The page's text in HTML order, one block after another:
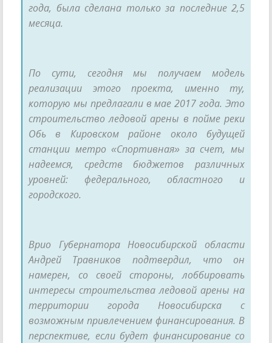
года, была сделана только за последние 2,5
месяца.
По сути, сегодня мы получаем модель
реализации этого проекта, именно ту,
которую мы предлагали в мае 2017 года. Это
строительство ледовой арены в пойме реки
Обь в Кировском районе около будущей
станции метро «Спортивная» за счет, мы
надеемся, средств бюджетов различных
уровней: федерального, областного и
городского.
Врио Губернатора Новосибирской области
Андрей Травников подтвердил, что он
намерен, со своей стороны, лоббировать
интересы строительства ледовой арены на
территории города Новосибирска с
возможным привлечением финансирования. В
перспективе, если будет финансирование со